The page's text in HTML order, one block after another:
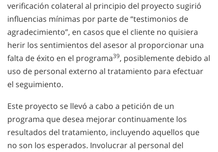
verificación colateral al principio del proyecto sugirió
influencias mínimas por parte de “testimonios de
agradecimiento”, en casos que el cliente no quisiera
herir los sentimientos del asesor al proporcionar una
falta de éxito en el programa39, posiblemente debido al
uso de personal externo al tratamiento para efectuar
el seguimiento.
Este proyecto se llevó a cabo a petición de un
programa que desea mejorar continuamente los
resultados del tratamiento, incluyendo aquellos que
no son los esperados. Involucrar al personal del